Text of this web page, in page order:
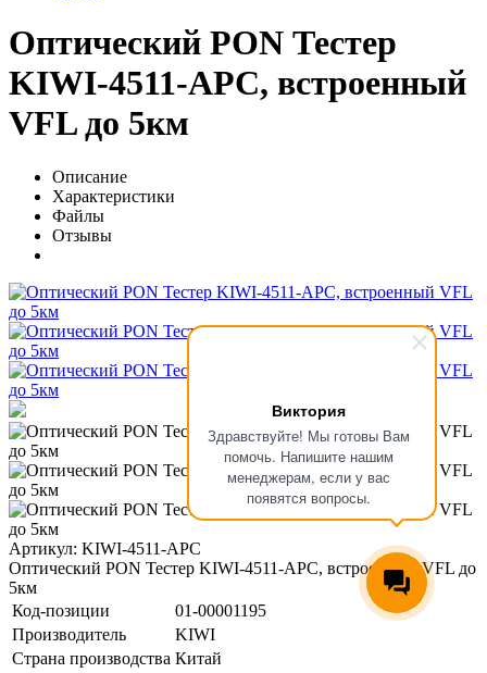
Виктория
Здравствуйте! Мы готовы Вам
помочь. Напишите нашим
менеджерам, если у вас
появятся вопросы.
Оптический PON Тестер
KIWI-4511-APC, встроенный
VFL до 5км
Описание
Характеристики
Файлы
Отзывы
Артикул: KIWI-4511-APC
Оптический PON Тестер KIWI-4511-APC, встроенный VFL до
5км
Код-позиции
01-00001195
Производитель
KIWI
Страна производства Китай